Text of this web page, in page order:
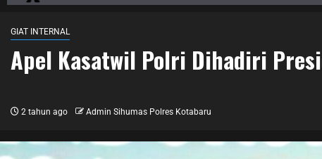
GIAT INTERNAL
Apel Kasatwil Polri Dihadiri
2 tahun ago Admin Sihumas Polres Kotabaru